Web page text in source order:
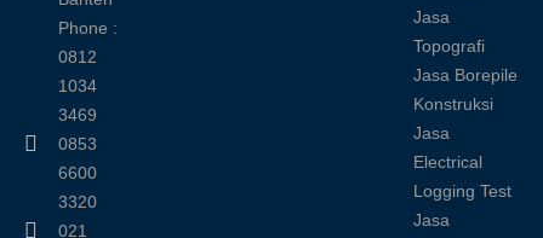
Phone :
0812
1034
3469
0853
6600
3320
021
Jasa
Topografi
Jasa Borepile
Konstruksi
Jasa
Electrical
Logging Test
Jasa